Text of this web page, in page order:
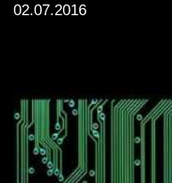
02.07.2016